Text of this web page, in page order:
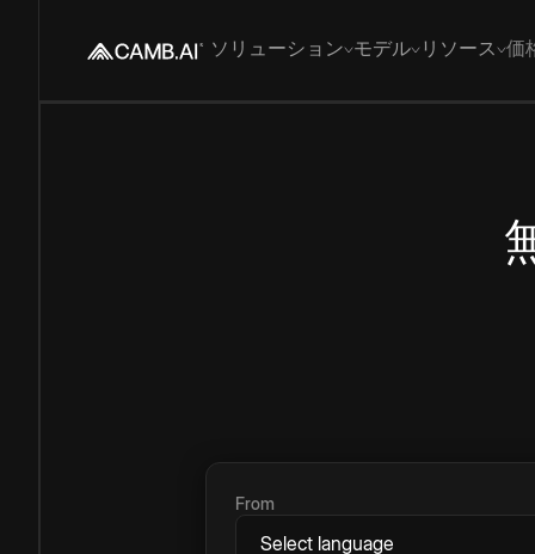
ソリューション モデル リソース 価
From